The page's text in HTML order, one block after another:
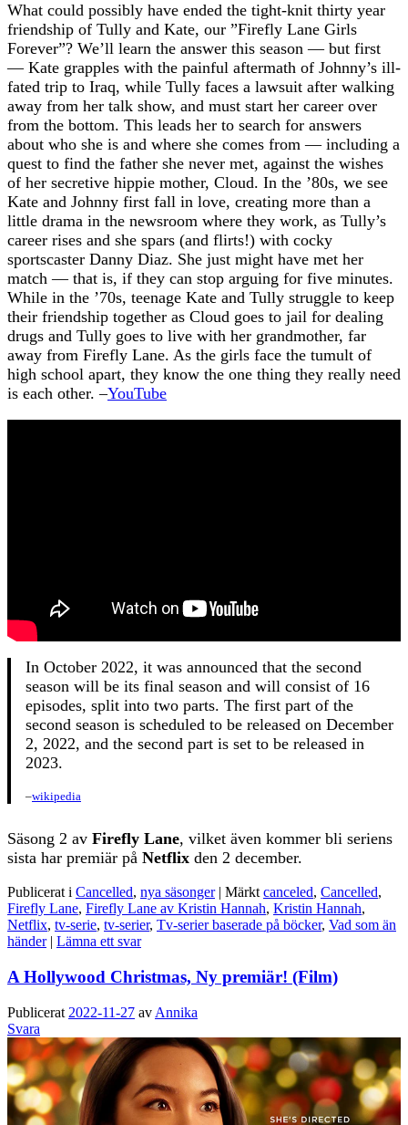
What could possibly have ended the tight-knit thirty year
friendship of Tully and Kate, our ”Firefly Lane Girls
Forever”? We’ll learn the answer this season — but first
— Kate grapples with the painful aftermath of Johnny’s ill-
fated trip to Iraq, while Tully faces a lawsuit after walking
away from her talk show, and must start her career over
from the bottom. This leads her to search for answers
about who she is and where she comes from — including a
quest to find the father she never met, against the wishes
of her secretive hippie mother, Cloud. In the ’80s, we see
Kate and Johnny first fall in love, creating more than a
little drama in the newsroom where they work, as Tully’s
career rises and she spars (and flirts!) with cocky
sportscaster Danny Diaz. She just might have met her
match — that is, if they can stop arguing for five minutes.
While in the ’70s, teenage Kate and Tully struggle to keep
their friendship together as Cloud goes to jail for dealing
drugs and Tully goes to live with her grandmother, far
away from Firefly Lane. As the girls face the tumult of
high school apart, they know the one thing they really need
is each other. –YouTube
In October 2022, it was announced that the second
season will be its final season and will consist of 16
episodes, split into two parts. The first part of the
second season is scheduled to be released on December
2, 2022, and the second part is set to be released in
2023.
–wikipedia
Säsong 2 av Firefly Lane, vilket även kommer bli seriens
sista har premiär på Netflix den 2 december.
Publicerat i Cancelled, nya säsonger | Märkt canceled, Cancelled,
Firefly Lane, Firefly Lane av Kristin Hannah, Kristin Hannah,
Netflix, tv-serie, tv-serier, Tv-serier baserade på böcker, Vad som än
händer | Lämna ett svar
A Hollywood Christmas, Ny premiär! (Film)
Publicerat 2022-11-27 av Annika
Svara